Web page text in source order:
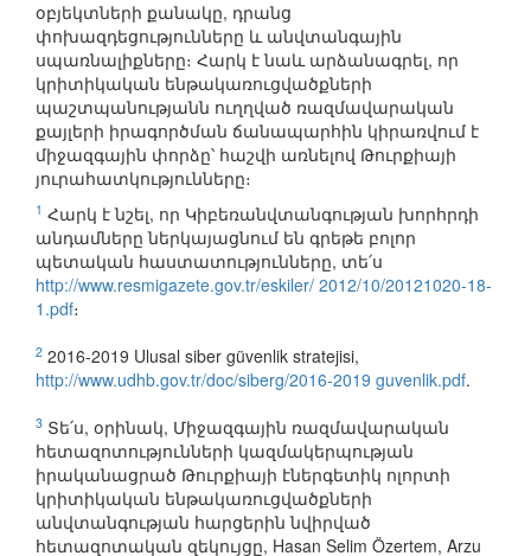
օբյեկտների քանակը, դրանց
փոխազդեցությունները և անվտանգային
սպառնալիքները։ Հարկ է նաև արձանագրել, որ
կրիտիկական ենթակառուցվածքների
պաշտպանությանն ուղղված ռազմավարական
քայլերի իրագործման ճանապարհին կիրառվում է
միջազգային փորձը՝ հաշվի առնելով Թուրքիայի
յուրահատկությունները։
1 Հարկ է նշել, որ Կիբեռանվտանգության խորհրդի
անդամները ներկայացնում են գրեթե բոլոր
պետական հաստատությունները, տե՛ս
http://www.resmigazete.gov.tr/eskiler/ 2012/10/20121020-18-
1.pdf։
2 2016-2019 Ulusal siber güvenlik stratejisi,
http://www.udhb.gov.tr/doc/siberg/2016-2019 guvenlik.pdf.
3 Տե՛ս, օրինակ, Միջազգային ռազմավարական
հետազոտությունների կազմակերպության
իրականացրած Թուրքիայի էներգետիկ ոլորտի
կրիտիկական ենթակառուցվածքների
անվտանգության հարցերին նվիրված
հետազոտական զեկույցը, Hasan Selim Özertem, Arzu